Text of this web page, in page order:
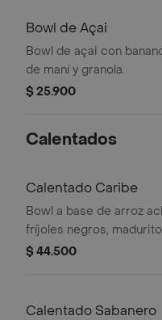
Bowl de Açai
Bowl de açai con
de maní y granola.
$ 25.900
Calentados
Calentado Caribe
Bowl a base de arroz
fríjoles negros,
molida. Recomendado
$ 44.500
Calentado Sabanero